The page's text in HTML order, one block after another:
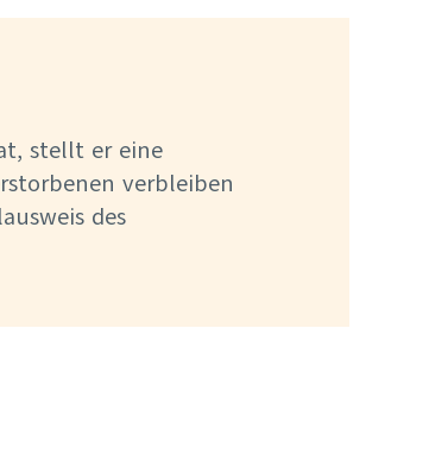
stellt er eine
verbleiben
des